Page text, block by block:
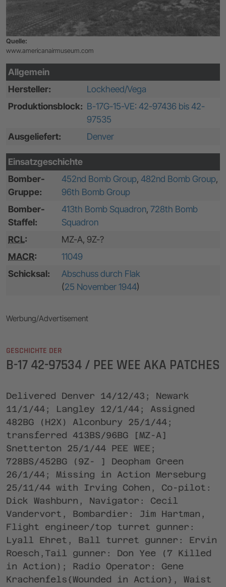
Quelle:
www.americanairmuseum.com
Allgemein
Hersteller:
Lockheed/Vega
Produktionsblock: B-17G-15-VE: 42-97436 bis 42-
97535
Ausgeliefert:
Denver
Einsatzgeschichte
Bomber-
Gruppe:
452nd Bomb Group, 482nd Bomb Group,
96th Bomb Group
Bomber-
Staffel:
413th Bomb Squadron, 728th Bomb
Squadron
RCL:
MZ-A, 9Z-?
MACR:
11049
Schicksal:
Abschuss durch Flak
(25 November 1944)
Werbung/Advertisement
GESCHICHTE DER
B-17 42-97534 / PEE WEE AKA PATCHES
Delivered Denver 14/12/43; Newark
11/1/44; Langley 12/1/44; Assigned
482BG (H2X) Alconbury 25/1/44;
transferred 413BS/96BG [MZ-A]
Snetterton 25/1/44 PEE WEE;
728BS/452BG (9Z- ] Deopham Green
26/1/44; Missing in Action Merseburg
25/11/44 with Irving Cohen, Co-pilot:
Dick Washburn, Navigator: Cecil
Vandervort, Bombardier: Jim Hartman,
Flight engineer/top turret gunner:
Lyall Ehret, Ball turret gunner: Ervin
Roesch,Tail gunner: Don Yee (7 Killed
in Action); Radio Operator: Gene
Krachenfels{Wounded in Action}, Waist